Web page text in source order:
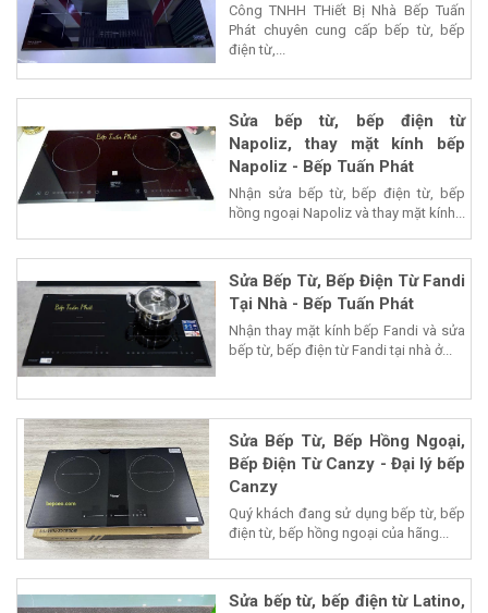
Công TNHH THiết Bị Nhà Bếp Tuấn
Phát chuyên cung cấp bếp từ, bếp
điện từ,...
Sửa bếp từ, bếp điện từ
Napoliz, thay mặt kính bếp
Napoliz - Bếp Tuấn Phát
Nhận sửa bếp từ, bếp điện từ, bếp
hồng ngoại Napoliz và thay mặt kính...
Sửa Bếp Từ, Bếp Điện Từ Fandi
Tại Nhà - Bếp Tuấn Phát
Nhận thay mặt kính bếp Fandi và sửa
bếp từ, bếp điện từ Fandi tại nhà ở...
Sửa Bếp Từ, Bếp Hồng Ngoại,
Bếp Điện Từ Canzy - Đại lý bếp
Canzy
Quý khách đang sử dụng bếp từ, bếp
điện từ, bếp hồng ngoại của hãng...
Sửa bếp từ, bếp điện từ Latino,